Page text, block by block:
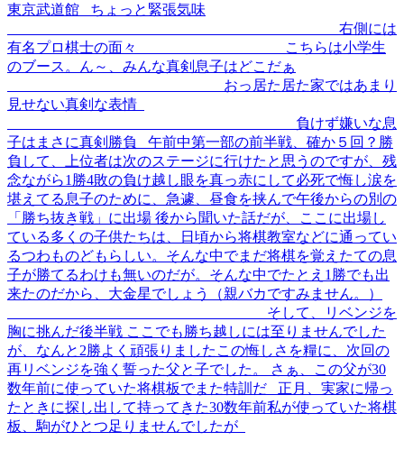
東京武道館 ちょっと緊張気味
右側には
有名プロ棋士の面々 こちらは小学生
のブース。ん～、みんな真剣息子はどこだぁ
おっ居た居た家ではあまり
見せない真剣な表情
負けず嫌いな息
子はまさに真剣勝負 午前中第一部の前半戦、確か５回？勝
負して、上位者は次のステージに行けたと思うのですが、残
念ながら1勝4敗の負け越し眼を真っ赤にして必死で悔し涙を
堪えてる息子のために、急遽、昼食を挟んで午後からの別の
「勝ち抜き戦」に出場 後から聞いた話だが、ここに出場し
ている多くの子供たちは、日頃から将棋教室などに通ってい
るつわものどもらしい。そんな中でまだ将棋を覚えたての息
子が勝てるわけも無いのだが。そんな中でたとえ1勝でも出
来たのだから、大金星でしょう（親バカですみません。）
そして、リベンジを
胸に挑んだ後半戦 ここでも勝ち越しには至りませんでした
が、なんと2勝よく頑張りましたこの悔しさを糧に、次回の
再リベンジを強く誓った父と子でした。 さぁ、この父が30
数年前に使っていた将棋板でまた特訓だ 正月、実家に帰っ
たときに探し出して持ってきた30数年前私が使っていた将棋
板、駒がひとつ足りませんでしたが